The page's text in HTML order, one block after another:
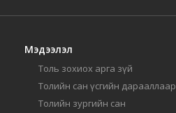
Мэдээлэл
Толь зохиох арга зүй
Толийн сан үсгийн дарааллаар
Толийн зургийн сан